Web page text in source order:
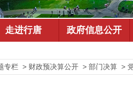
专栏 > 财政预决算公开 > 部门决算 >